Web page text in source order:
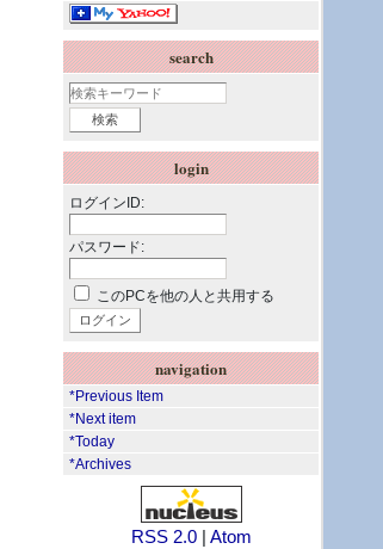
search
login
ログインID:
パスワード:
このPCを他の人と共用する
navigation
*Previous Item
*Next item
*Today
*Archives
RSS 2.0| Atom